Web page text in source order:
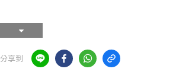
分享到